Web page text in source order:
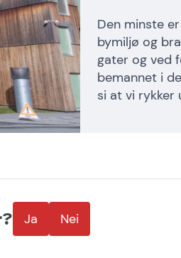
Den minste
bymiljø og
gater og ved
bemannet i
si at vi rykker
Ja Nei